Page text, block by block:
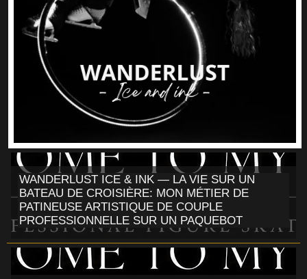
WANDERLUST ICE & INK — LA VIE SUR UN
BATEAU DE CROISIÈRE: MON MÉTIER DE
PATINEUSE ARTISTIQUE DE COUPLE
PROFESSIONNELLE SUR UN PAQUEBOT